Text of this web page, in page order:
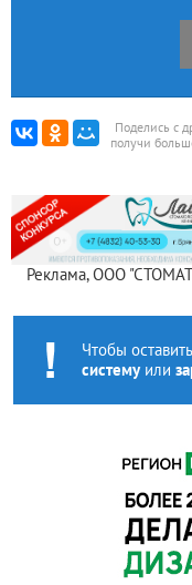
Поделись с
получи
Реклама, ООО
Чтобы
системуили